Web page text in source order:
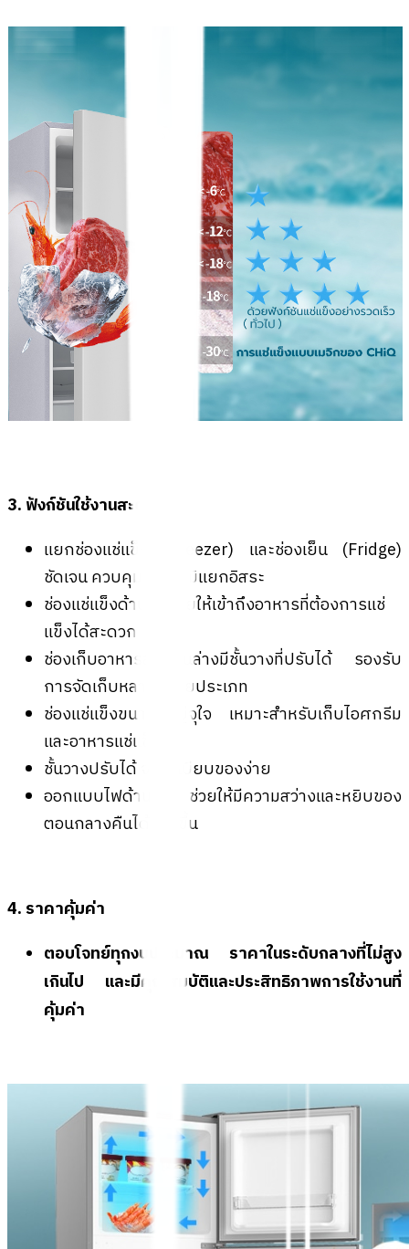
3. ฟังก์ชันใช้งานสะดวก
แยกช่องแช่แข็ง (Freezer) และช่องเย็น (Fridge)
ชัดเจน ควบคุมอุณหภูมิแยกอิสระ
ช่องแช่แข็งด้านบนช่วยให้เข้าถึงอาหารที่ต้องการแช่
แข็งได้สะดวก
ช่องเก็บอาหารสดด้านล่างมีชั้นวางที่ปรับได้ รองรับ
การจัดเก็บหลากหลายประเภท
ช่องแช่แข็งขนาดใหญ่จุใจ เหมาะสำหรับเก็บไอศกรีม
และอาหารแช่แข็ง
ชั้นวางปรับได้ จัดระเบียบของง่าย
ออกแบบไฟด้านข้าง ช่วยให้มีความสว่างและหยิบของ
ตอนกลางคืนได้ง่ายขึ้น
4. ราคาคุ้มค่า
ตอบโจทย์ทุกงบประมาณ ราคาในระดับกลางที่ไม่สูง
เกินไป และมีคุณสมบัติและประสิทธิภาพการใช้งานที่
คุ้มค่า